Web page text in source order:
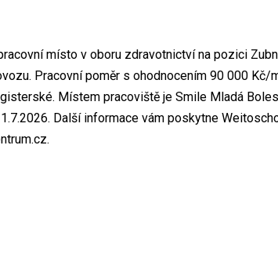
místo v oboru zdravotnictví na pozici
Pracovní poměr s ohodnocením 90 000 Kč/
Místem pracoviště je Smile Mladá
Další informace vám poskytne